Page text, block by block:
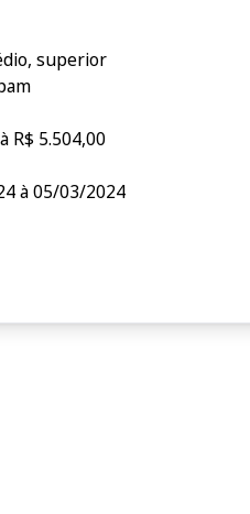
superior
R$ 5.504,00
à 05/03/2024